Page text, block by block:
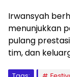
Irwansyah
menunjukkan
pulang
tim, dan